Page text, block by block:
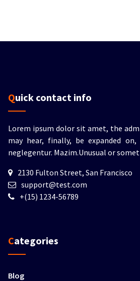
Quick contact info
Lorem ipsum dolor sit amet, the
may hear, finally, be expanded
neglegentur. Mazim.Unusual or
2130 Fulton Street, San Francisco
support@test.com
+(15) 1234-56789
Categories
Blog